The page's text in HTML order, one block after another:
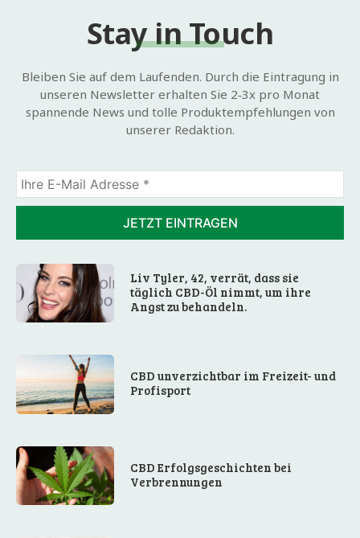
Stay in Touch
Bleiben Sie auf dem Laufenden. Durch die Eintragung in
unseren Newsletter erhalten Sie 2‑3x pro Monat
spannende News und tolle Produktempfehlungen von
unserer Redaktion.
Liv Tyler, 42, verrät, dass sie
täglich CBD-Öl nimmt, um ihre
Angst zu behandeln.
CBD unverzichtbar im Freizeit- und
Profisport
CBD Erfolgsgeschichten bei
Verbrennungen